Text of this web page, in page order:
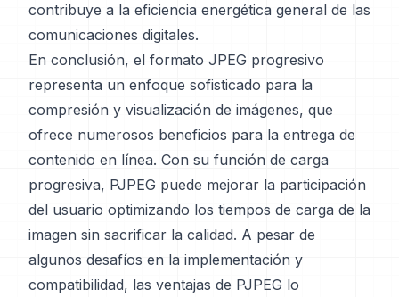
contribuye a la eficiencia energética general de las
comunicaciones digitales.
En conclusión, el formato JPEG progresivo
representa un enfoque sofisticado para la
compresión y visualización de imágenes, que
ofrece numerosos beneficios para la entrega de
contenido en línea. Con su función de carga
progresiva, PJPEG puede mejorar la participación
del usuario optimizando los tiempos de carga de la
imagen sin sacrificar la calidad. A pesar de
algunos desafíos en la implementación y
compatibilidad, las ventajas de PJPEG lo